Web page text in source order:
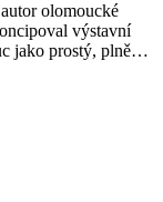
olomoucké
výstavní
jako prostý, plně…